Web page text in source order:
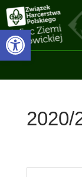
Otwórz pasek narzędzi
Przejdź
do
treści
Szukaj
2020/